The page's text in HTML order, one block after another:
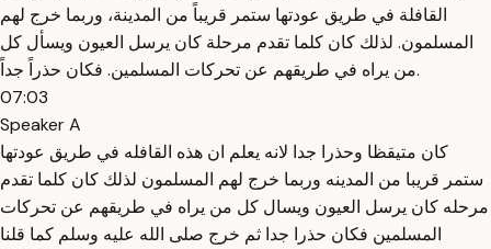
القافلة في طريق عودتها ستمر قريباً من المدينة، وربما خرج لهم
المسلمون. لذلك كان كلما تقدم مرحلة كان يرسل العيون ويسأل كل
من يراه في طريقهم عن تحركات المسلمين. فكان حذراً جداً.
07:03
Speaker A
كان متيقظا وحذرا جدا لانه يعلم ان هذه القافله في طريق عودتها
ستمر قريبا من المدينه وربما خرج لهم المسلمون لذلك كان كلما تقدم
مرحله كان يرسل العيون ويسال كل من يراه في طريقهم عن تحركات
المسلمين فكان حذرا جدا ثم خرج صلى الله عليه وسلم كما قلنا